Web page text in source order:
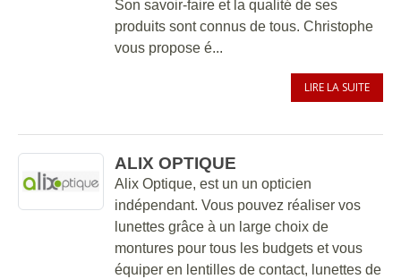
Son savoir-faire et la qualité de ses
produits sont connus de tous. Christophe
vous propose é...
LIRE LA SUITE
ALIX OPTIQUE
Alix Optique, est un un opticien
indépendant. Vous pouvez réaliser vos
lunettes grâce à un large choix de
montures pour tous les budgets et vous
équiper en lentilles de contact, lunettes de